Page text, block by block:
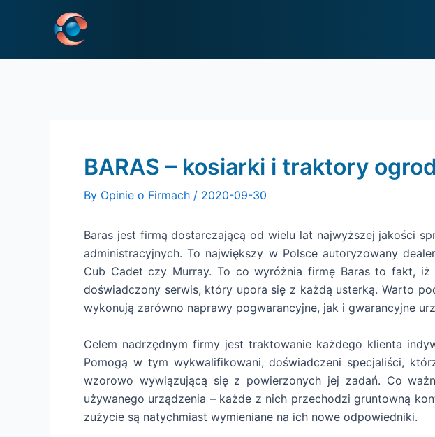
BARAS – kosiarki i traktory
By Opinie o Firmach / 2020-09-30
Baras jest firmą dostarczającą od wielu lat najwyższej jakości
administracyjnych. To największy w Polsce autoryzowany
Cub Cadet czy Murray. To co wyróżnia firmę Baras to fakt,
doświadczony serwis, który upora się z każdą usterką. Warto
wykonują zarówno naprawy pogwarancyjne, jak i gwarancyjne
Celem nadrzędnym firmy jest traktowanie każdego klienta
Pomogą w tym wykwalifikowani, doświadczeni specjaliści,
wzorowo wywiązującą się z powierzonych jej zadań. Co
używanego urządzenia – każde z nich przechodzi gruntowną
zużycie są natychmiast wymieniane na ich nowe odpowiedniki.
Post
navigation